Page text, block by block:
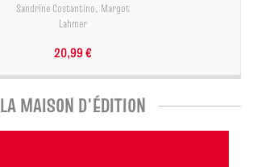
Sandrine Costantino, Margot
Lahmer
20,99 €
LA MAISON D'ÉDITION